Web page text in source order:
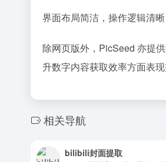
界面布局简洁，操作逻辑清
除网页版外，PicSeed 亦提
升数字内容获取效率方面表现
相关导航
bilibili封面提取